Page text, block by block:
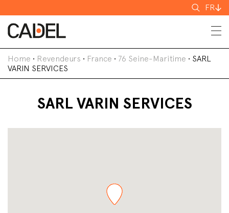
FR
Home • Revendeurs • France • 76 Seine-Maritime • SARL
VARIN SERVICES
SARL VARIN SERVICES